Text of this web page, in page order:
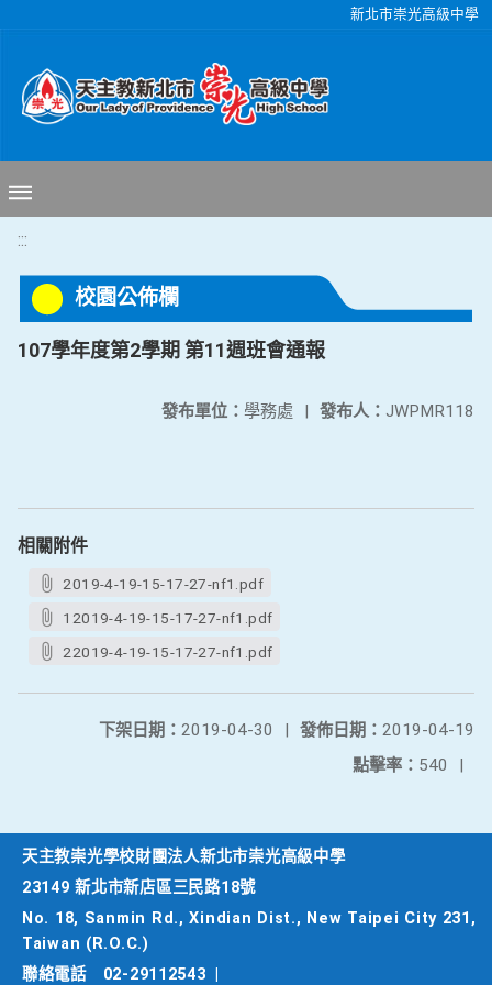
新北市崇光高級中學
:::
校園公佈欄
107學年度第2學期 第11週班會通報
發布人： JWPMR118
發布單位： 學務處 |
相關附件
2019-4-19-15-17-27-nf1.pdf
12019-4-19-15-17-27-nf1.pdf
22019-4-19-15-17-27-nf1.pdf
發佈日期： 2019-04-19
下架日期： 2019-04-30
|
點擊率： 540 |
天主教崇光學校財團法人新北市崇光高級中學
23149 新北市新店區三民路18號
No. 18, Sanmin Rd., Xindian Dist., New Taipei City 231,
Taiwan (R.O.C.)
聯絡電話
02-29112543